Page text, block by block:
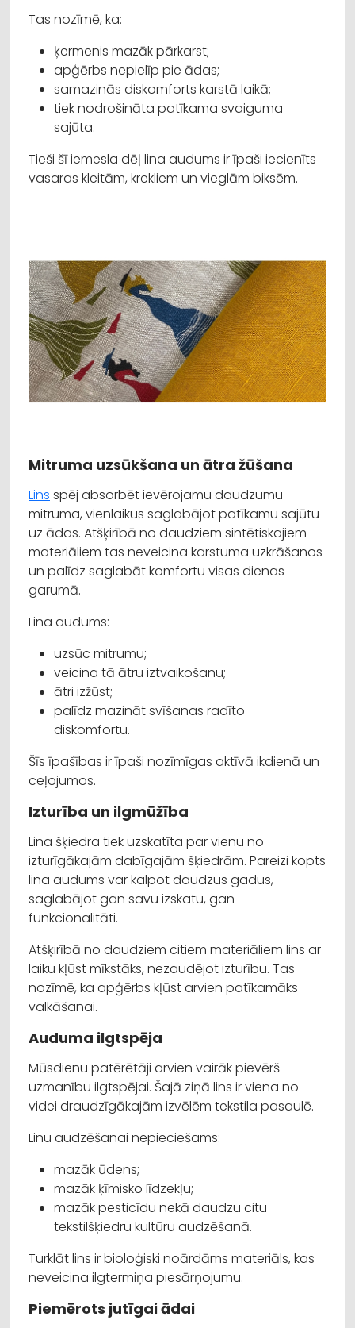
Tas nozīmē, ka:
ķermenis mazāk pārkarst;
apģērbs nepielīp pie ādas;
samazinās diskomforts karstā laikā;
tiek nodrošināta patīkama svaiguma
sajūta.
Tieši šī iemesla dēļ lina audums ir īpaši iecienīts
vasaras kleitām, krekliem un vieglām biksēm.
Mitruma uzsūkšana un ātra žūšana
Lins spēj absorbēt ievērojamu daudzumu
mitruma, vienlaikus saglabājot patīkamu sajūtu
uz ādas. Atšķirībā no daudziem sintētiskajiem
materiāliem tas neveicina karstuma uzkrāšanos
un palīdz saglabāt komfortu visas dienas
garumā.
Lina audums:
uzsūc mitrumu;
veicina tā ātru iztvaikošanu;
ātri izžūst;
palīdz mazināt svīšanas radīto
diskomfortu.
Šīs īpašības ir īpaši nozīmīgas aktīvā ikdienā un
ceļojumos.
Izturība un ilgmūžība
Lina šķiedra tiek uzskatīta par vienu no
izturīgākajām dabīgajām šķiedrām. Pareizi kopts
lina audums var kalpot daudzus gadus,
saglabājot gan savu izskatu, gan
funkcionalitāti.
Atšķirībā no daudziem citiem materiāliem lins ar
laiku kļūst mīkstāks, nezaudējot izturību. Tas
nozīmē, ka apģērbs kļūst arvien patīkamāks
valkāšanai.
Auduma ilgtspēja
Mūsdienu patērētāji arvien vairāk pievērš
uzmanību ilgtspējai. Šajā ziņā lins ir viena no
videi draudzīgākajām izvēlēm tekstila pasaulē.
Linu audzēšanai nepieciešams:
mazāk ūdens;
mazāk ķīmisko līdzekļu;
mazāk pesticīdu nekā daudzu citu
tekstilšķiedru kultūru audzēšanā.
Turklāt lins ir bioloģiski noārdāms materiāls, kas
neveicina ilgtermiņa piesārņojumu.
Piemērots jutīgai ādai